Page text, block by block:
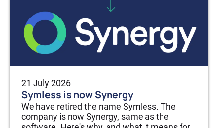
21 July 2026
Symless is now Synergy
We have retired the name Symless. The
company is now Synergy, same as the